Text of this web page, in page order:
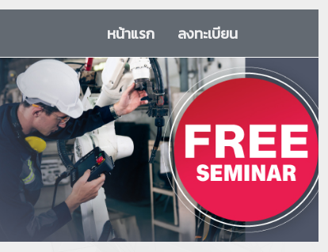
หน้าแรก ลงทะเบียน